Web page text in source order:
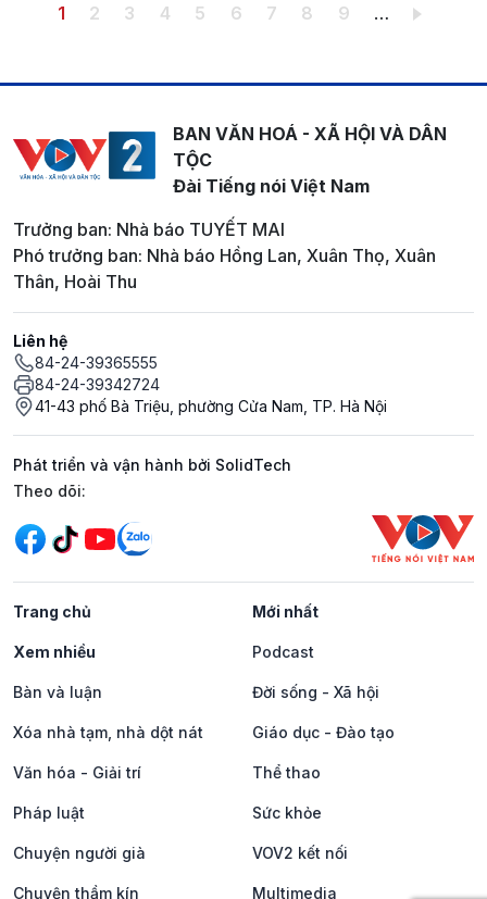
Pagination
Trang hiện thời
1 Trang
2 Trang
3 Trang
4 Trang
5 Trang
6 Trang
7 Trang
8 Trang
9 …
BAN VĂN HOÁ - XÃ HỘI VÀ DÂN
TỘC
Đài Tiếng nói Việt Nam
Trưởng ban: Nhà báo TUYẾT MAI
Phó trưởng ban: Nhà báo Hồng Lan, Xuân Thọ, Xuân
Thân, Hoài Thu
Liên hệ
84-24-39365555
84-24-39342724
41-43 phố Bà Triệu, phường Cửa Nam, TP. Hà Nội
Phát triển và vận hành bởi SolidTech
Mạng xã hội
Theo dõi:
Trang chủ Mới nhất
Xem nhiều Podcast
Bàn và luận Đời sống - Xã hội
Xóa nhà tạm, nhà dột nát Giáo dục - Đào tạo
Văn hóa - Giải trí Thể thao
Pháp luật Sức khỏe
Chuyện người già VOV2 kết nối
Chuyện thầm kín Multimedia